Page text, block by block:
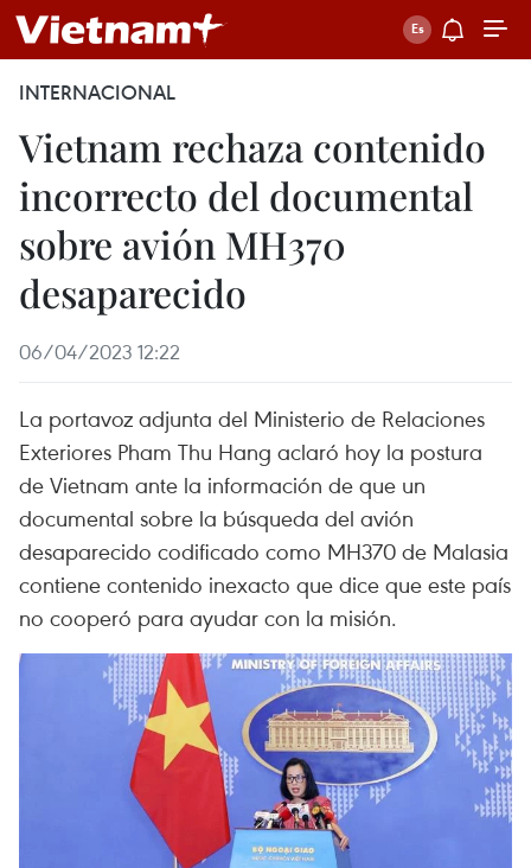
INTERNACIONAL
Vietnam rechaza contenido
incorrecto del documental
sobre avión MH370
desaparecido
06/04/2023 12:22
La portavoz adjunta del Ministerio de Relaciones
Exteriores Pham Thu Hang aclaró hoy la postura
de Vietnam ante la información de que un
documental sobre la búsqueda del avión
desaparecido codificado como MH370 de Malasia
contiene contenido inexacto que dice que este país
no cooperó para ayudar con la misión.